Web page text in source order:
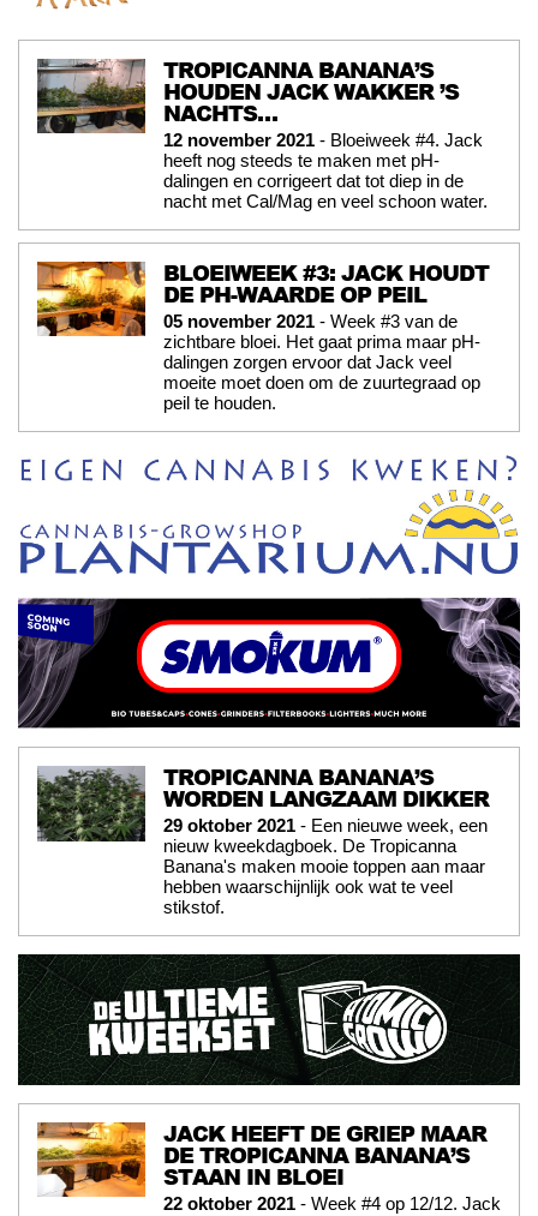
TROPICANNA BANANA’S
HOUDEN JACK WAKKER ’S
NACHTS…
12 november 2021 - Bloeiweek #4. Jack
heeft nog steeds te maken met pH-
dalingen en corrigeert dat tot diep in de
nacht met Cal/Mag en veel schoon water.
BLOEIWEEK #3: JACK HOUDT
DE PH-WAARDE OP PEIL
05 november 2021 - Week #3 van de
zichtbare bloei. Het gaat prima maar pH-
dalingen zorgen ervoor dat Jack veel
moeite moet doen om de zuurtegraad op
peil te houden.
TROPICANNA BANANA’S
WORDEN LANGZAAM DIKKER
29 oktober 2021 - Een nieuwe week, een
nieuw kweekdagboek. De Tropicanna
Banana's maken mooie toppen aan maar
hebben waarschijnlijk ook wat te veel
stikstof.
JACK HEEFT DE GRIEP MAAR
DE TROPICANNA BANANA’S
STAAN IN BLOEI
22 oktober 2021 - Week #4 op 12/12. Jack